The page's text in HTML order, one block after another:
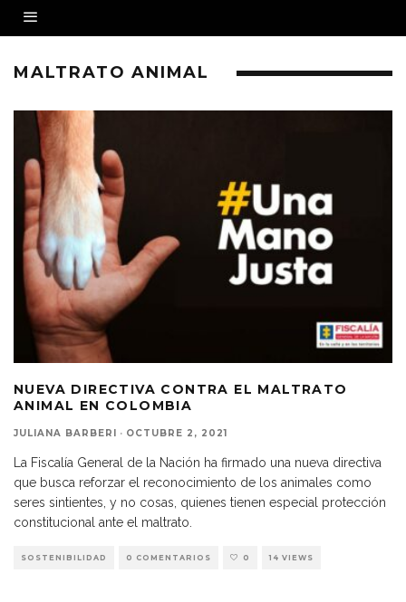
MALTRATO ANIMAL
NUEVA DIRECTIVA CONTRA EL MALTRATO
ANIMAL EN COLOMBIA
JULIANA BARBERI · OCTUBRE 2, 2021
La Fiscalía General de la Nación ha firmado una nueva directiva
que busca reforzar el reconocimiento de los animales como
seres sintientes, y no cosas, quienes tienen especial protección
constitucional ante el maltrato.
SOSTENIBILIDAD 0 COMENTARIOS 0 14 VIEWS